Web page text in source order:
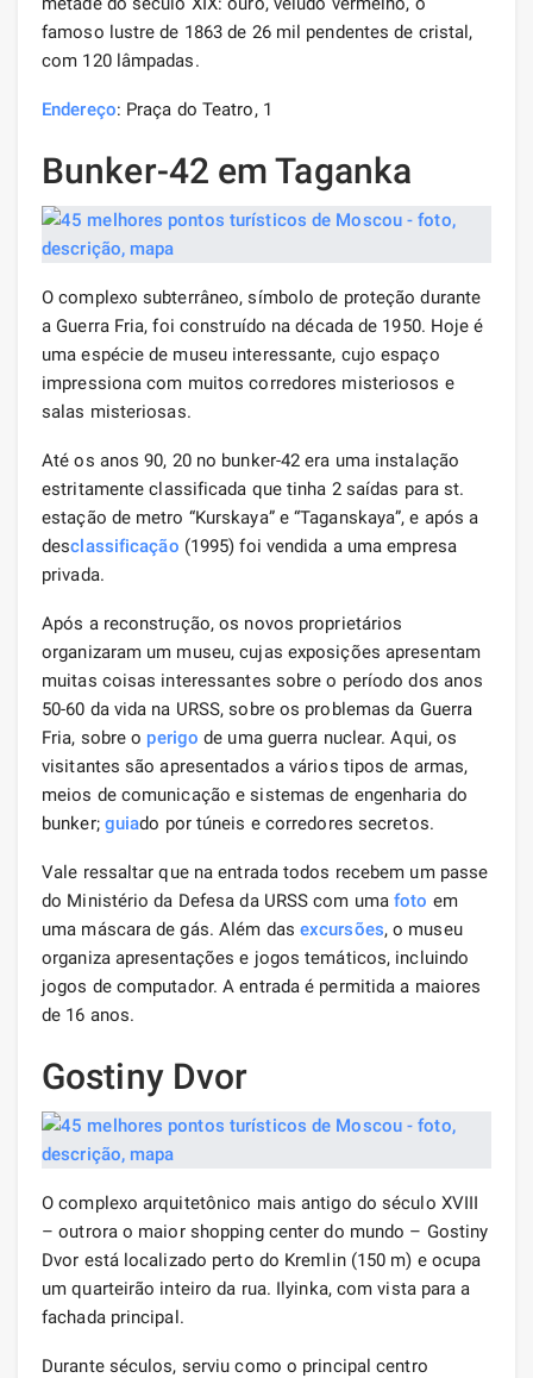
famoso lustre de 1863 de 26 mil pendentes de cristal,
com 120 lâmpadas.
Endereço: Praça do Teatro, 1
Bunker-42 em Taganka
O complexo subterrâneo, símbolo de proteção durante
a Guerra Fria, foi construído na década de 1950. Hoje é
uma espécie de museu interessante, cujo espaço
impressiona com muitos corredores misteriosos e
salas misteriosas.
Até os anos 90, 20 no bunker-42 era uma instalação
estritamente classificada que tinha 2 saídas para st.
estação de metro “Kurskaya” e “Taganskaya”, e após a
desclassificação (1995) foi vendida a uma empresa
privada.
Após a reconstrução, os novos proprietários
organizaram um museu, cujas exposições apresentam
muitas coisas interessantes sobre o período dos anos
50-60 da vida na URSS, sobre os problemas da Guerra
Fria, sobre o perigo de uma guerra nuclear. Aqui, os
visitantes são apresentados a vários tipos de armas,
meios de comunicação e sistemas de engenharia do
bunker; guiado por túneis e corredores secretos.
Vale ressaltar que na entrada todos recebem um passe
do Ministério da Defesa da URSS com umafoto em
uma máscara de gás. Além das excursões, o museu
organiza apresentações e jogos temáticos, incluindo
jogos de computador. A entrada é permitida a maiores
de 16 anos.
Gostiny Dvor
O complexo arquitetônico mais antigo do século XVIII
– outrora o maior shopping center do mundo – Gostiny
Dvor está localizado perto do Kremlin (150 m) e ocupa
um quarteirão inteiro da rua. Ilyinka, com vista para a
fachada principal.
Durante séculos, serviu como o principal centro